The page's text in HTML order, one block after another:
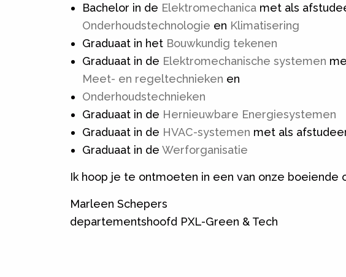
Bachelor in de Elektromechanica met als
Onderhoudstechnologie en Klimatisering
Graduaat in het Bouwkundig tekenen
Graduaat in de Elektromechanische systemen
Meet- en regeltechnieken en
Onderhoudstechnieken
Graduaat in de Hernieuwbare Energiesystemen
Graduaat in de HVAC-systemen met als
Graduaat in de Werforganisatie
Ik hoop je te ontmoeten in een van onze boeiende
Marleen Schepers
departementshoofd PXL-Green & Tech